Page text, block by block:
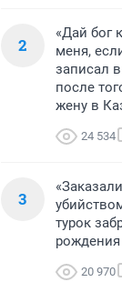
2
«Дай бог
меня,
записал
после
жену в
24 534
3
турок
20 970